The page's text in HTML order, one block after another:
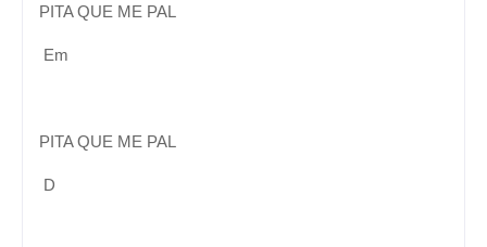
PITA QUE ME PAL
Em
PITA QUE ME PAL
D